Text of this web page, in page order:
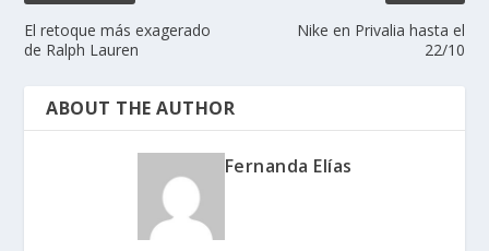
El retoque más exagerado
de Ralph Lauren
Nike en Privalia hasta el
22/10
ABOUT THE AUTHOR
Fernanda Elías